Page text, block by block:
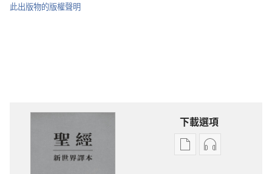
此出版物的版權聲明
下載選項
電
錄